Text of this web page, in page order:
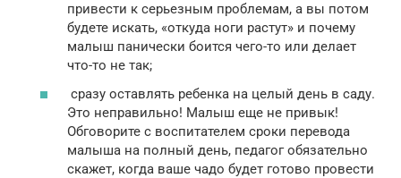
привести к серьезным проблемам, а вы потом
будете искать, «откуда ноги растут» и почему
малыш панически боится чего-то или делает
что-то не так;
сразу оставлять ребенка на целый день в саду.
Это неправильно! Малыш еще не привык!
Обговорите с воспитателем сроки перевода
малыша на полный день, педагог обязательно
скажет, когда ваше чадо будет готово провести